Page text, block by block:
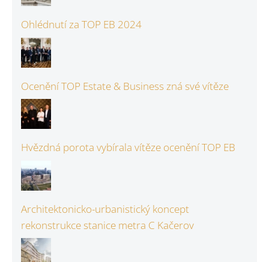
Ohlédnutí za TOP EB 2024
Ocenění TOP Estate & Business zná své vítěze
Hvězdná porota vybírala vítěze ocenění TOP EB
Architektonicko-urbanistický koncept
rekonstrukce stanice metra C Kačerov